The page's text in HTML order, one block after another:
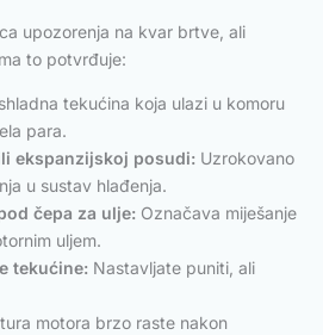
upozorenja na kvar brtve, ali
to potvrđuje:
tekućina koja ulazi u komoru
para.
ekspanzijskoj posudi: Uzrokovano
u sustav hlađenja.
čepa za ulje: Označava miješanje
uljem.
tekućine: Nastavljate puniti, ali
motora brzo raste nakon